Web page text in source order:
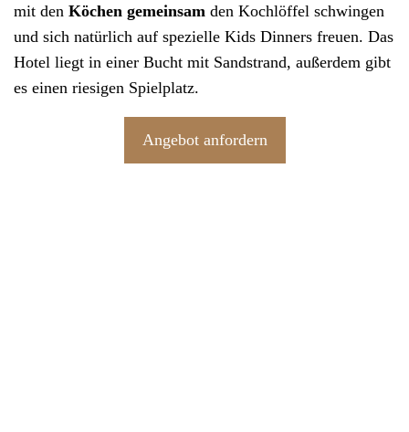
mit den Köchen gemeinsam den Kochlöffel schwingen
und sich natürlich auf spezielle Kids Dinners freuen. Das
Hotel liegt in einer Bucht mit Sandstrand, außerdem gibt
es einen riesigen Spielplatz.
Angebot anfordern